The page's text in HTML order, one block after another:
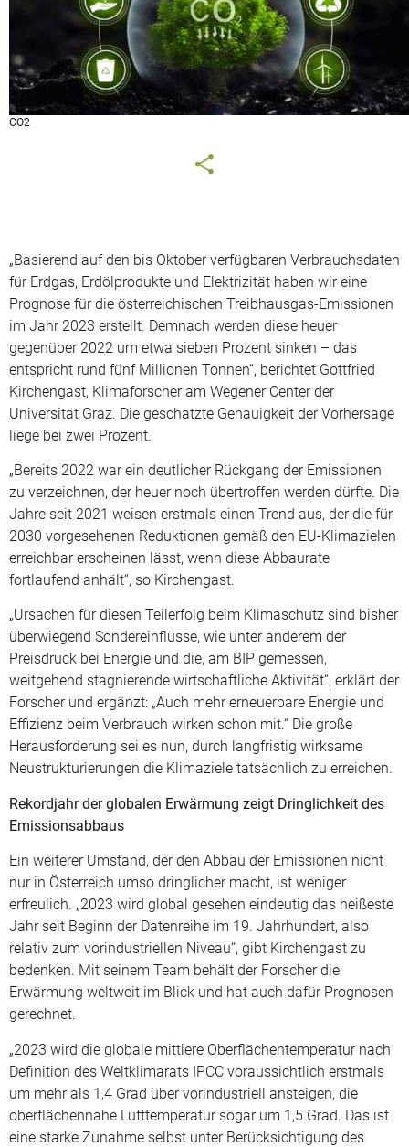
CO2
„Basierend auf den bis Oktober verfügbaren Verbrauchsdaten
für Erdgas, Erdölprodukte und Elektrizität haben wir eine
Prognose für die österreichischen Treibhausgas-Emissionen
im Jahr 2023 erstellt. Demnach werden diese heuer
gegenüber 2022 um etwa sieben Prozent sinken – das
entspricht rund fünf Millionen Tonnen“, berichtet Gottfried
Kirchengast, Klimaforscher am Wegener Center der
Universität Graz. Die geschätzte Genauigkeit der Vorhersage
liege bei zwei Prozent.
„Bereits 2022 war ein deutlicher Rückgang der Emissionen
zu verzeichnen, der heuer noch übertroffen werden dürfte. Die
Jahre seit 2021 weisen erstmals einen Trend aus, der die für
2030 vorgesehenen Reduktionen gemäß den EU-Klimazielen
erreichbar erscheinen lässt, wenn diese Abbaurate
fortlaufend anhält“, so Kirchengast.
„Ursachen für diesen Teilerfolg beim Klimaschutz sind bisher
überwiegend Sondereinflüsse, wie unter anderem der
Preisdruck bei Energie und die, am BIP gemessen,
weitgehend stagnierende wirtschaftliche Aktivität“, erklärt der
Forscher und ergänzt: „Auch mehr erneuerbare Energie und
Effizienz beim Verbrauch wirken schon mit.“ Die große
Herausforderung sei es nun, durch langfristig wirksame
Neustrukturierungen die Klimaziele tatsächlich zu erreichen.
Rekordjahr der globalen Erwärmung zeigt Dringlichkeit des
Emissionsabbaus
Ein weiterer Umstand, der den Abbau der Emissionen nicht
nur in Österreich umso dringlicher macht, ist weniger
erfreulich. „2023 wird global gesehen eindeutig das heißeste
Jahr seit Beginn der Datenreihe im 19. Jahrhundert, also
relativ zum vorindustriellen Niveau“, gibt Kirchengast zu
bedenken. Mit seinem Team behält der Forscher die
Erwärmung weltweit im Blick und hat auch dafür Prognosen
gerechnet.
„2023 wird die globale mittlere Oberflächentemperatur nach
Definition des Weltklimarats IPCC voraussichtlich erstmals
um mehr als 1,4 Grad über vorindustriell ansteigen, die
oberflächennahe Lufttemperatur sogar um 1,5 Grad. Das ist
eine starke Zunahme selbst unter Berücksichtigung des